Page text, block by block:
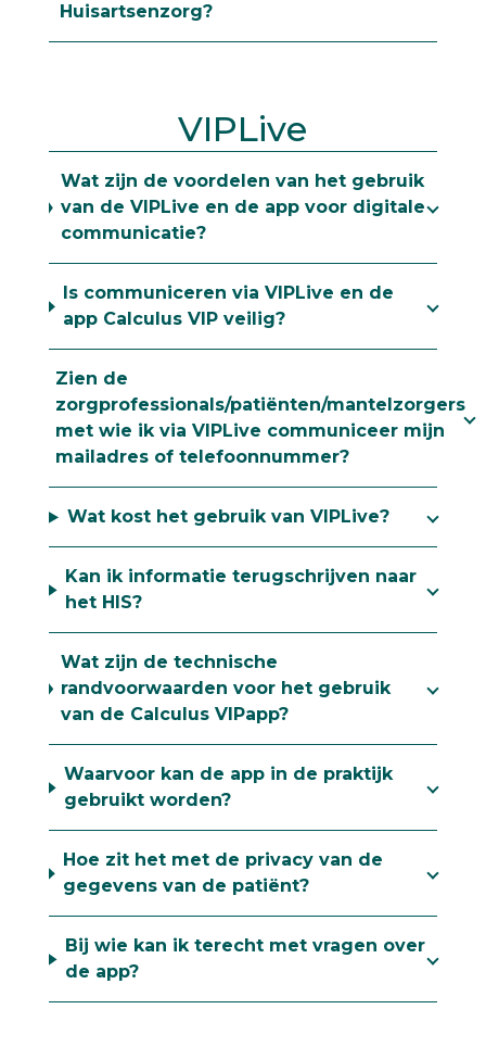
Huisartsenzorg?
VIPLive
Wat zijn de voordelen van het gebruik
van de VIPLive en de app voor digitale
communicatie?
Is communiceren via VIPLive en de
app Calculus VIP veilig?
Zien de
zorgprofessionals/patiënten/mantelzorgers
met wie ik via VIPLive communiceer mijn
mailadres of telefoonnummer?
Wat kost het gebruik van VIPLive?
Kan ik informatie terugschrijven naar
het HIS?
Wat zijn de technische
randvoorwaarden voor het gebruik
van de Calculus VIPapp?
Waarvoor kan de app in de praktijk
gebruikt worden?
Hoe zit het met de privacy van de
gegevens van de patiënt?
Bij wie kan ik terecht met vragen over
de app?